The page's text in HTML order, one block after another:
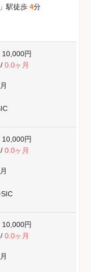
」駅徒歩 4分
10,000円
/ 0.0ヶ月
10,000円
/ 0.0ヶ月
10,000円
/ 0.0ヶ月